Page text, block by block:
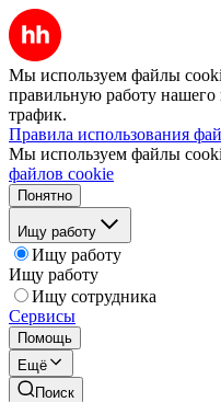
Мы используем файлы
правильную работу нашего
трафик.
Правила использования
Мы используем файлы
файлов cookie
Понятно
Ищу работу
Ищу работу
Ищу работу
Ищу сотрудника
Сервисы
Помощь
Ещё
Поиск